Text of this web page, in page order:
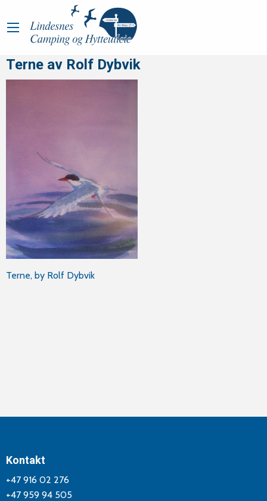
Terne av Rolf Dybvik
Innleggsnavigasjon
Terne, by Rolf Dybvik
Kontakt
+47 916 02 276
+47 959 94 505